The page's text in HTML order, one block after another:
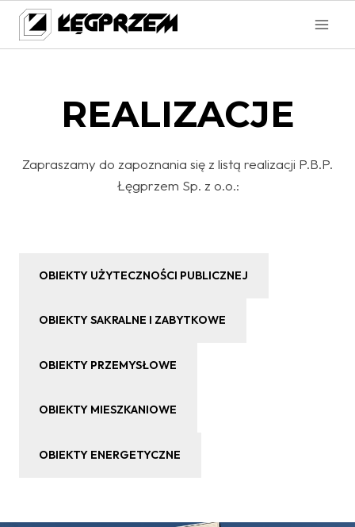
Przejdź
treści
REALIZACJE
Zapraszamy do zapoznania się z listą realizacji P.B.P.
Łęgprzem Sp. z o.o.:
OBIEKTY UŻYTECZNOŚCI PUBLICZNEJ
OBIEKTY SAKRALNE I ZABYTKOWE
OBIEKTY PRZEMYSŁOWE
OBIEKTY MIESZKANIOWE
OBIEKTY ENERGETYCZNE